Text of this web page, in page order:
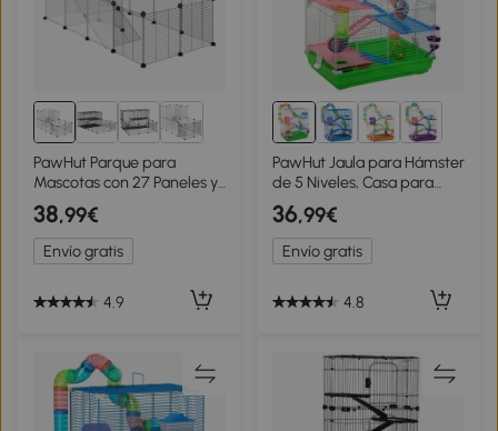
PawHut Parque para
Mascotas con 27 Paneles y
Forma Personalizable para
Cobayas Conejos
Chinchillas 140x70x70 cm
Transparente
38,99€
Envío gratis
4.9
PawHut Jaula para Hámster
de 5 Niveles, Casa para
Roedores Pequeños con
Túnel, Plataformas,
Cuenco, Bebedero, Casita,
Rampas y Rueda de
46x30x58 cm, Verde
36,99€
Envío gratis
4.8